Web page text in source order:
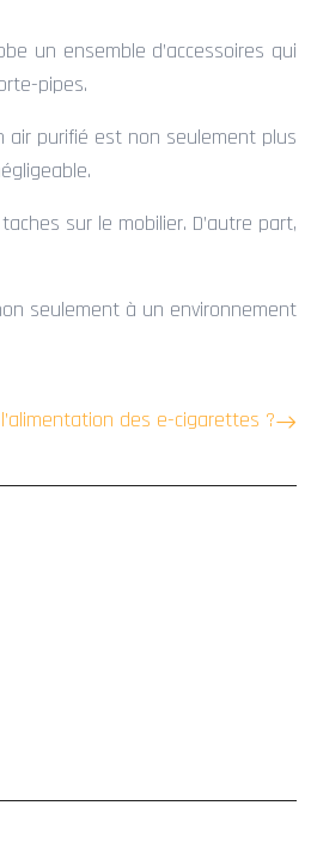
un ensemble d’accessoires qui
pipes.
air purifié est non seulement plus
sur le mobilier. D’autre part,
seulement à un environnement
des e-cigarettes ?